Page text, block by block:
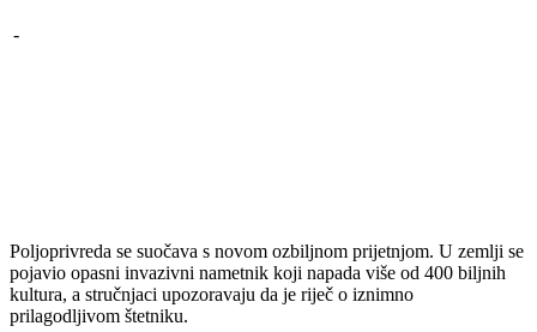
-
Poljoprivreda se suočava s novom ozbiljnom prijetnjom. U zemlji se
pojavio opasni invazivni nametnik koji napada više od 400 biljnih
kultura, a stručnjaci upozoravaju da je riječ o iznimno
prilagodljivom štetniku.